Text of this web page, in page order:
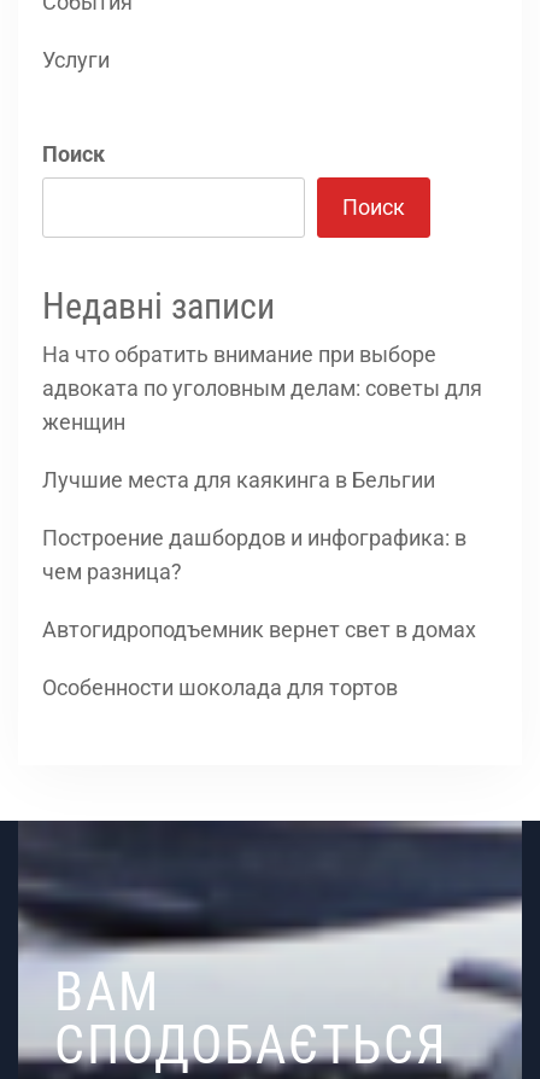
Услуги
Поиск
Поиск
Недавні записи
На что обратить внимание при выборе
адвоката по уголовным делам: советы для
женщин
Лучшие места для каякинга в Бельгии
Построение дашбордов и инфографика: в
чем разница?
Автогидроподъемник вернет свет в домах
Особенности шоколада для тортов
ВАМ
СПОДОБАЄТЬСЯ